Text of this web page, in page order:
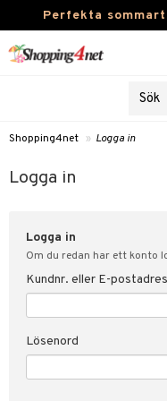
Perfekta
Kontaktlinser
Hälsokost
Fitness
Hem & Inredning
Leksaker, Barn & Baby
Varumärken
Shopping4net » Logga in
Logga in
Logga in
Om du redan har ett konto
Kundnr. eller E-
Lösenord
svar